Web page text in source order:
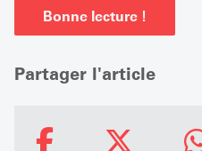
Bonne lecture !
Partager l'article